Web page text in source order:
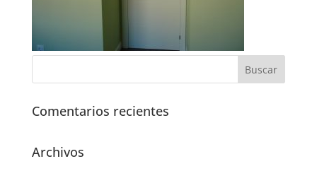
Comentarios recientes
Archivos